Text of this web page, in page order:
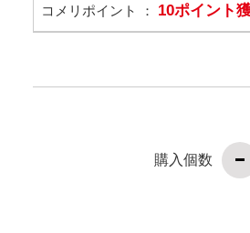
コメリポイント ： 10ポイント
購入個数